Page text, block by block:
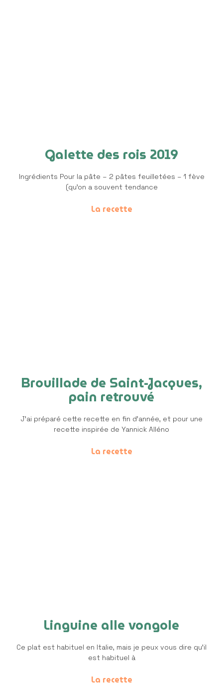
Galette des rois 2019
Ingrédients Pour la pâte – 2 pâtes feuilletées – 1 fève
(qu’on a souvent tendance
La recette
Brouillade de Saint-Jacques,
pain retrouvé
J’ai préparé cette recette en fin d’année, et pour une
recette inspirée de Yannick Alléno
La recette
Linguine alle vongole
Ce plat est habituel en Italie, mais je peux vous dire qu’il
est habituel à
La recette